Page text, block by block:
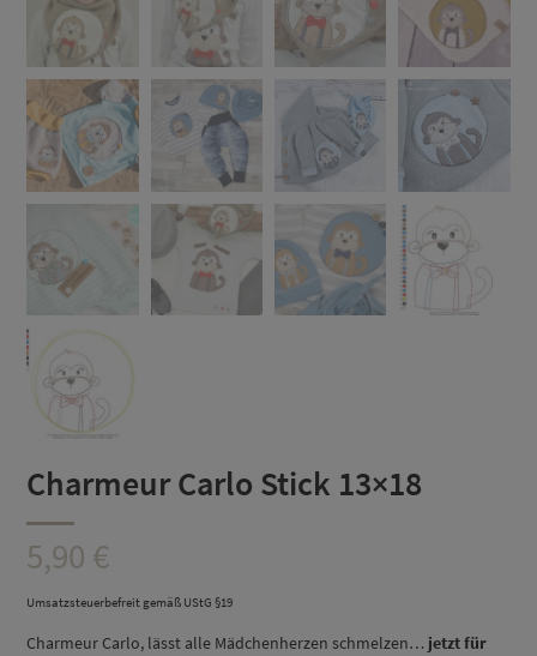
Charmeur Carlo Stick 13×18
5,90 €
Umsatzsteuerbefreit gemäß UStG §19
Charmeur Carlo, lässt alle Mädchenherzen schmelzen… jetzt für